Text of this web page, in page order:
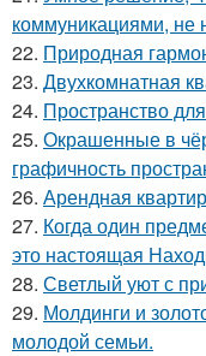
коммуникациями, не
22. Природная
23. Двухкомнатная
24. Пространство
25. Окрашенные в
графичность
26. Арендная
27. Когда один
это настоящая
28. Светлый уют с
29. Молдинги и
молодой семьи.